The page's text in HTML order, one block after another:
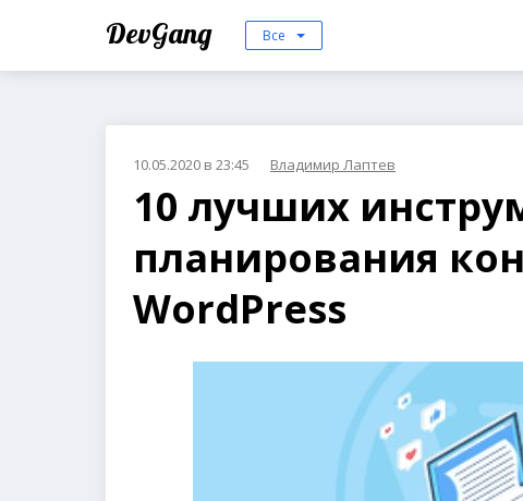
DevGang Все
10.05.2020 в 23:45 Владимир Лаптев
10 лучших
планирования
WordPress